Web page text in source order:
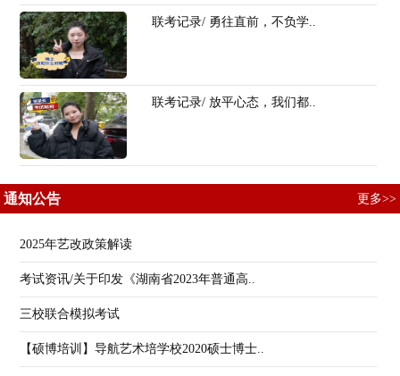
联考记录/ 勇往直前，不负学..
联考记录/ 放平心态，我们都..
通知公告 更多>>
2025年艺改政策解读
考试资讯/关于印发《湖南省2023年普通高..
三校联合模拟考试
【硕博培训】导航艺术培学校2020硕士博士..